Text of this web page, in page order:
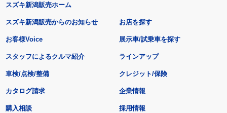
スズキ新潟販売ホーム
スズキ新潟販売からのお知らせ
お客様Voice
スタッフによるクルマ紹介
お店を探す
展示車/試乗車を探す
ラインアップ
車検/点検/整備 クレジット/保険
カタログ請求
購入相談
企業情報
採用情報